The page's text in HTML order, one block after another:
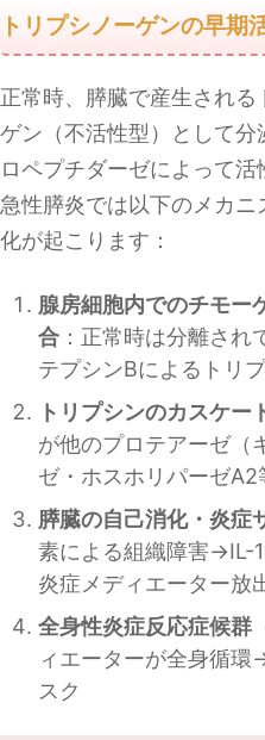
トリプシノーゲンの早期
正常時、膵臓で産生され
ゲン（不活性型）として
ロペプチダーゼによって活
急性膵炎では以下のメカ
化が起こります：
腺房細胞内でのチモー
合 ：正常時は分離さ
テプシンBによるトリ
トリプシンのカスケー
が他のプロテアーゼ（
ゼ・ホスホリパーゼ
膵臓の自己消化・炎症
素による組織障害→IL-
炎症メディエーター放
全身性炎症反応症候群
ィエーターが全身循
スク